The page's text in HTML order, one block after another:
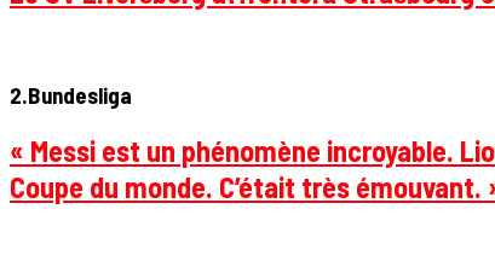
2.Bundesliga
« Messi est un phénomène incroyable.
Coupe du monde. C’était très